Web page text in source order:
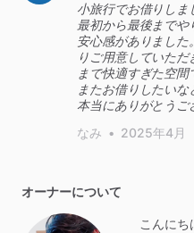
小旅行でお借りしま
最初から最後までや
安心感がありまし
りご用意していた
まで快適すぎた空間
またお借りしたいな
本当にありがとうご
なみ • 2025年4月
オーナーについて
こんにち